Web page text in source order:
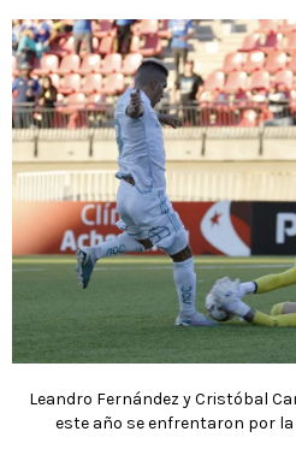
Leandro Fernández y Cristóbal
este año se enfrentaron por